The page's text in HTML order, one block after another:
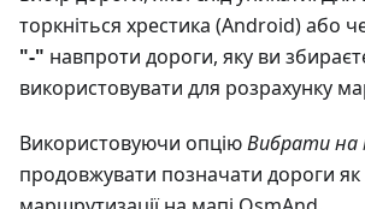
торкніться хрестика (Android) або
"-" навпроти дороги, яку ви
використовувати для розрахунку
Використовуючи опціюВибрати на
продовжувати позначати дороги як